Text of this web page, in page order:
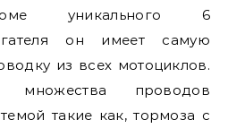
уникального 6
он имеет самую
из всех мотоциклов.
проводов
такие как, тормоза с